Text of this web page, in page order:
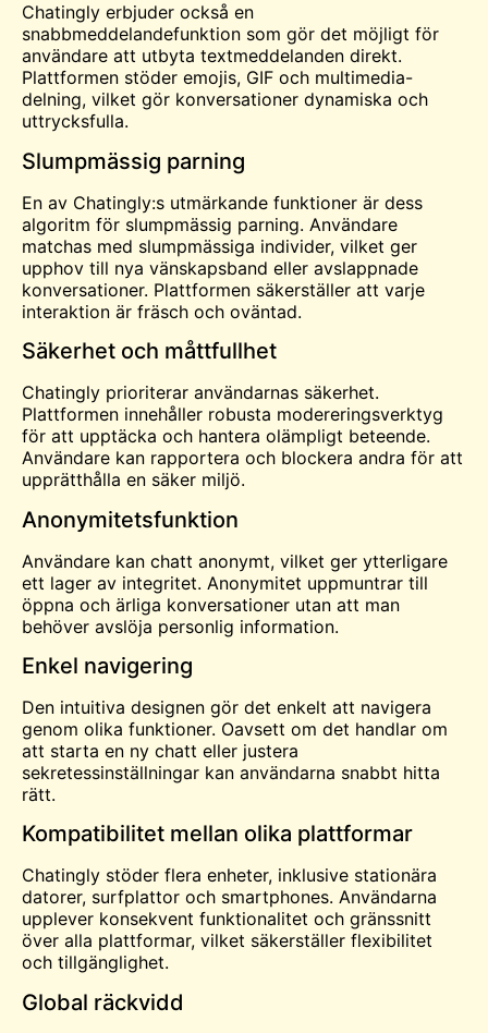
Chatingly erbjuder också en
snabbmeddelandefunktion som gör det möjligt för
användare att utbyta textmeddelanden direkt.
Plattformen stöder emojis, GIF och multimedia-
delning, vilket gör konversationer dynamiska och
uttrycksfulla.
Slumpmässig parning
En av Chatingly:s utmärkande funktioner är dess
algoritm för slumpmässig parning. Användare
matchas med slumpmässiga individer, vilket ger
upphov till nya vänskapsband eller avslappnade
konversationer. Plattformen säkerställer att varje
interaktion är fräsch och oväntad.
Säkerhet och måttfullhet
Chatingly prioriterar användarnas säkerhet.
Plattformen innehåller robusta modereringsverktyg
för att upptäcka och hantera olämpligt beteende.
Användare kan rapportera och blockera andra för att
upprätthålla en säker miljö.
Anonymitetsfunktion
Användare kan chatt anonymt, vilket ger ytterligare
ett lager av integritet. Anonymitet uppmuntrar till
öppna och ärliga konversationer utan att man
behöver avslöja personlig information.
Enkel navigering
Den intuitiva designen gör det enkelt att navigera
genom olika funktioner. Oavsett om det handlar om
att starta en ny chatt eller justera
sekretessinställningar kan användarna snabbt hitta
rätt.
Kompatibilitet mellan olika plattformar
Chatingly stöder flera enheter, inklusive stationära
datorer, surfplattor och smartphones. Användarna
upplever konsekvent funktionalitet och gränssnitt
över alla plattformar, vilket säkerställer flexibilitet
och tillgänglighet.
Global räckvidd